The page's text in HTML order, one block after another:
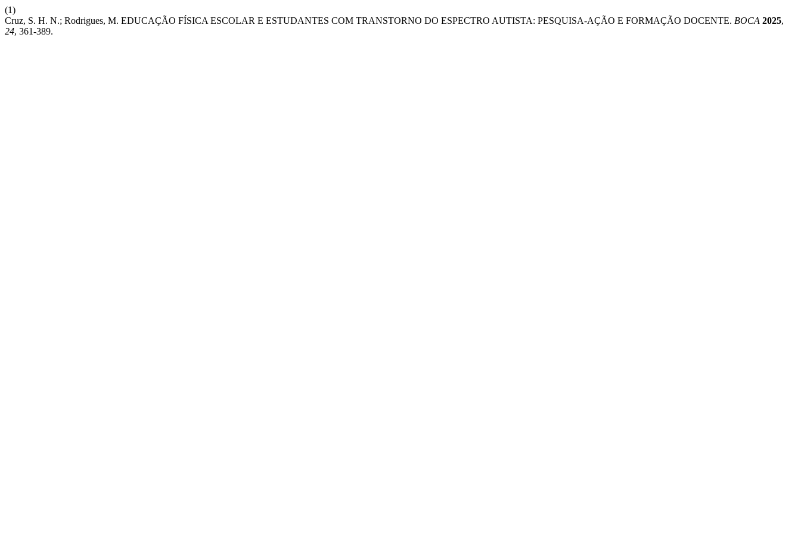
(1)
Cruz, S. H. N.; Rodrigues, M. EDUCAÇÃO FÍSICA ESCOLAR E ESTUDANTES COM TRANSTORNO DO ESPECTRO AUTISTA: PESQUISA-AÇÃO E FORMAÇÃO DOCENTE. BOCA 2025,
24, 361-389.